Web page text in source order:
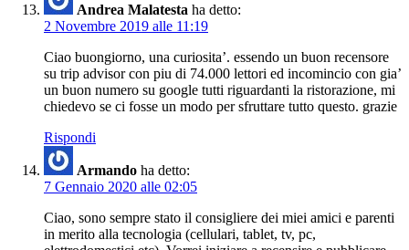
Andrea Malatesta ha detto:
2 Novembre 2019 alle 11:19
Ciao buongiorno, una curiosita’. essendo un buon recensore
su trip advisor con piu di 74.000 lettori ed incomincio con gia’
un buon numero su google tutti riguardanti la ristorazione, mi
chiedevo se ci fosse un modo per sfruttare tutto questo. grazie
Rispondi
Armando ha detto:
7 Gennaio 2020 alle 02:05
Ciao, sono sempre stato il consigliere dei miei amici e parenti
in merito alla tecnologia (cellulari, tablet, tv, pc,